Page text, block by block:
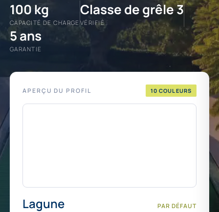
100 kg
CAPACITÉ DE CHARGE
Classe de grêle 3
VÉRIFIÉ
5 ans
GARANTIE
APERÇU DU PROFIL 10 COULEURS
Lagune PAR DÉFAUT